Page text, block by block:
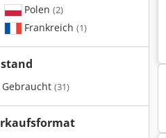
Polen (2)
Frankreich (1)
Gebraucht (31)
Kohler Richtmaschinen